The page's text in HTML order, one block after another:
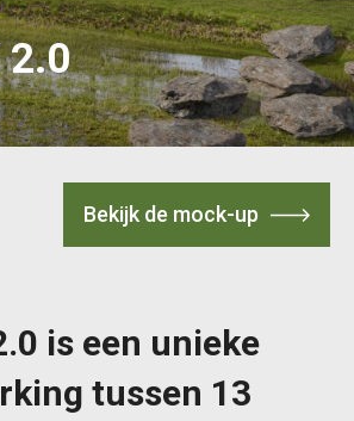
2.0
Bekijk de mock-up
is een unieke
tussen 13